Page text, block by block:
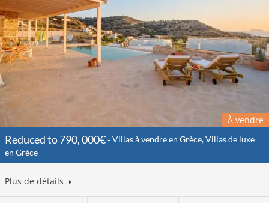
À vendre
Reduced to 790, 000€
Villas à vendre en Grèce, Villas de luxe
en Grèce
Plus de détails